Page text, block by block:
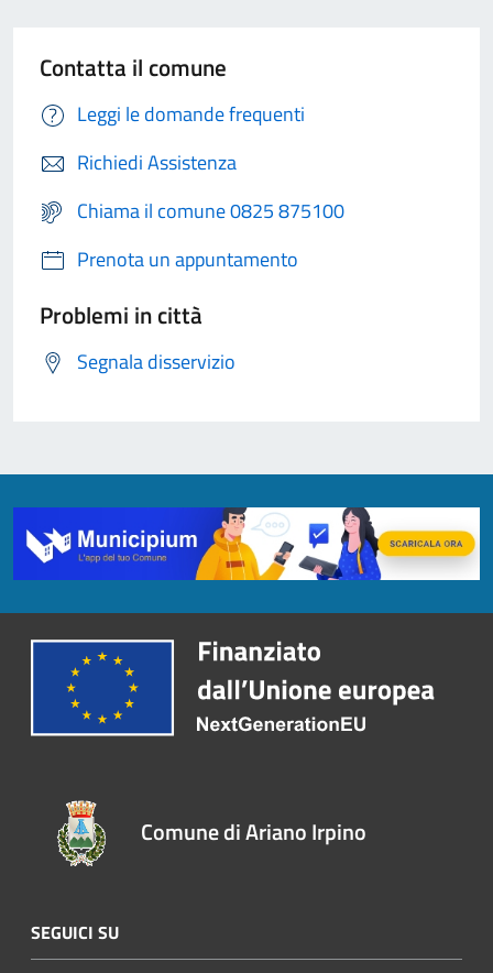
Contatta il comune
Leggi le domande frequenti
Richiedi Assistenza
Chiama il comune 0825 875100
Prenota un appuntamento
Problemi in città
Segnala disservizio
Comune di Ariano Irpino
SEGUICI SU